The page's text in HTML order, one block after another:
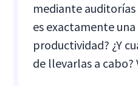
mediante
es exactamente
productividad? ¿Y
de llevarlas a cabo?